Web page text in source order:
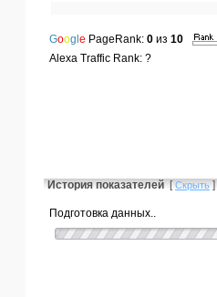
Google PageRank: 0 из 10
Alexa Traffic Rank: ?
История показателей [Скрыть]
Подготовка данных..